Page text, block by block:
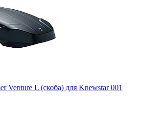
Venture L (скоба) для Knewstar 001